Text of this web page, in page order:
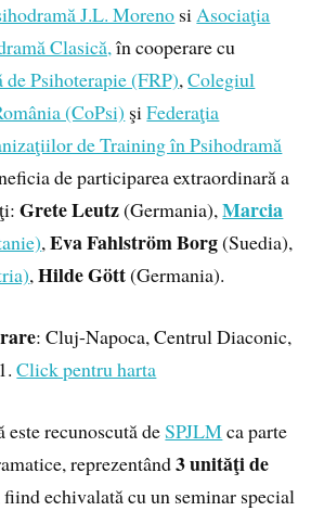
J.L. Moreno siAsociaţia
Clasică,în cooperare cu
de Psihoterapie (FRP),Colegiul
(CoPsi) şiFederaţia
de Training în Psihodramă
de participarea extraordinară a
Grete Leutz(Germania),Marcia
,Eva Fahlström Borg(Suedia),
,Hilde Gött(Germania).
: Cluj-Napoca, Centrul Diaconic,
Click pentru harta
este recunoscută deSPJLMca parte
reprezentând3 unităţi de
echivalată cu un seminar special